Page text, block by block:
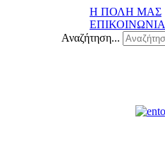
Η ΠΟΛΗ ΜΑΣ
ΕΠΙΚΟΙΝΩΝΙΑ
Αναζήτηση...